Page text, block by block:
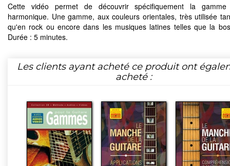
Cette vidéo permet de découvrir spécifiquement la gamme
harmonique. Une gamme, aux couleurs orientales, très utilisée
qu'en rock ou encore dans les musiques latines telles que la
Durée : 5 minutes.
Les clients ayant acheté ce produit ont
acheté :